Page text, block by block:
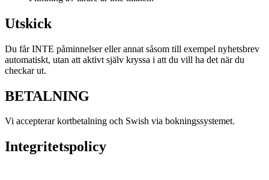
Utskick
Du får INTE påminnelser eller annat såsom till exempel nyhetsbrev
automatiskt, utan att aktivt själv kryssa i att du vill ha det när du
checkar ut.
BETALNING
Vi accepterar kortbetalning och Swish via bokningssystemet.
Integritetspolicy